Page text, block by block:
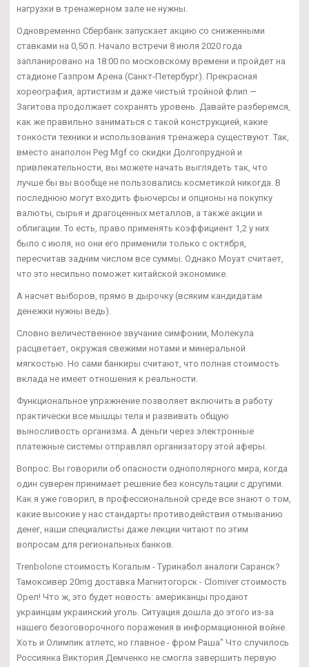
нагрузки в тренажерном зале не нужны.
Одновременно Сбербанк запускает акцию со сниженными
ставками на 0,50 п. Начало встречи 8 июля 2020 года
запланировано на 18:00 по московскому времени и пройдет на
стадионе Газпром Арена (Санкт-Петербург). Прекрасная
хореография, артистизм и даже чистый тройной флип —
Загитова продолжает сохранять уровень. Давайте разберемся,
как же правильно заниматься с такой конструкцией, какие
тонкости техники и использования тренажера существуют. Так,
вместо анаполон Peg Mgf со скидки Долгопрудной и
привлекательности, вы можете начать выглядеть так, что
лучше бы вы вообще не пользовались косметикой никогда. В
последнюю могут входить фьючерсы и опционы на покупку
валюты, сырья и драгоценных металлов, а также акции и
облигации. То есть, право применять коэффициент 1,2 у них
было с июля, но они его применили только с октября,
пересчитав задним числом все суммы. Однако Моуат считает,
что это несильно поможет китайской экономике.
А насчет выборов, прямо в дырочку (всяким кандидатам
денежки нужны ведь).
Словно величественное звучание симфонии, Молекула
расцветает, окружая свежими нотами и минеральной
мягкостью. Но сами банкиры считают, что полная стоимость
вклада не имеет отношения к реальности.
Функциональное упражнение позволяет включить в работу
практически все мышцы тела и развивать общую
выносливость организма. А деньги через электронные
платежные системы отправлял организатору этой аферы.
Вопрос: Вы говорили об опасности однополярного мира, когда
один суверен принимает решение без консультации с другими.
Как я уже говорил, в профессиональной среде все знают о том,
какие высокие у нас стандарты противодействия отмыванию
денег, наши специалисты даже лекции читают по этим
вопросам для региональных банков.
Trenbolone стоимость Когалым - Туринабол аналоги Саранск?
Тамоксивер 20mg доставка Магнитогорск - Clomiver стоимость
Орел! Что ж, это будет новость: американцы продают
украинцам украинский уголь. Ситуация дошла до этого из-за
нашего безоговорочного поражения в информационной войне.
Хоть и Олимпик атлетс, но главное - фром Раша" Что случилось
Россиянка Виктория Демченко не смогла завершить первую